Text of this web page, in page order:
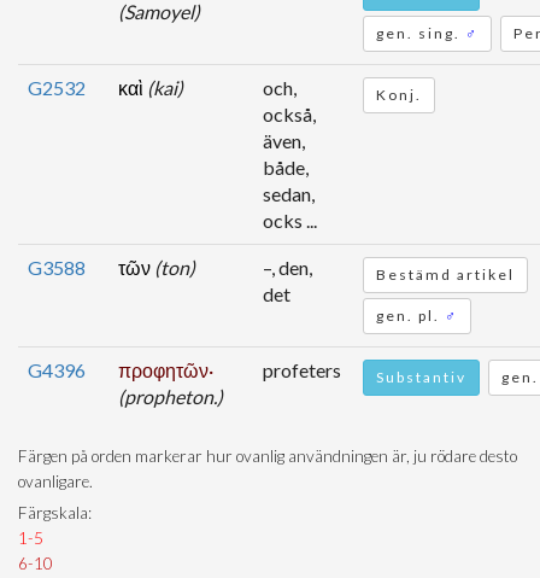
(Samoyel)
gen. sing. ♂
G2532 καὶ (kai)
och,
också,
även,
både,
sedan,
ocks ...
Konj.
G3588 τῶν (ton)
–, den,
det
Bestämd artikel
gen. pl. ♂
G4396
προφητῶν·
(propheton.)
profeters Substantiv
Färgen på orden markerar hur ovanlig användningen är, ju rödare desto
ovanligare.
Färgskala:
1-5
6-10